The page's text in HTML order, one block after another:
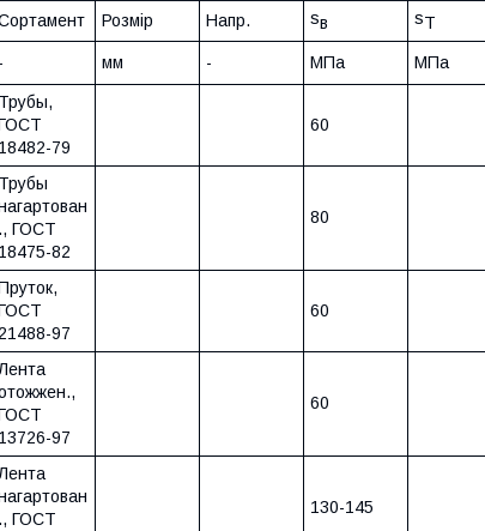
Розмір Напр. sв sT
мм - МПа МПа
79
60
ГОСТ
82
80
97
60
97
60
ГОСТ
130-145